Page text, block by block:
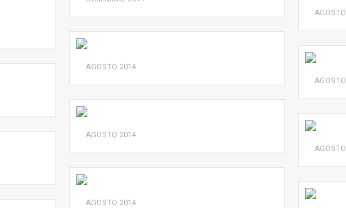
AGOSTO
AGOSTO 2014
AGOSTO
AGOSTO 2014
AGOSTO
AGOSTO 2014